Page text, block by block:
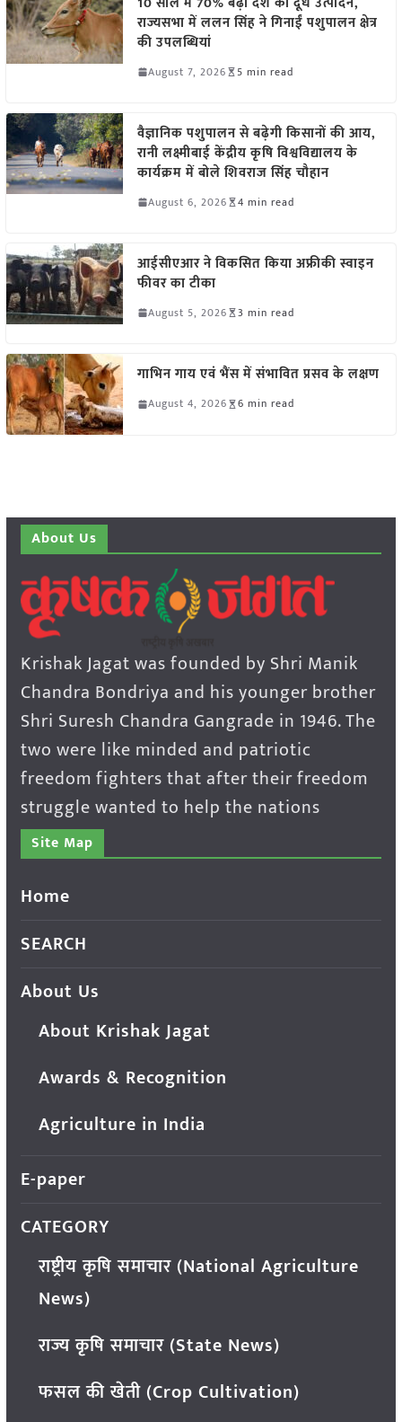
राज्यसभा में ललन सिंह ने गिनाईं पशुपालन क्षेत्र
की उपलब्धियां
August 7, 2026 5 min read
वैज्ञानिक पशुपालन से बढ़ेगी किसानों की आय,
रानी लक्ष्मीबाई केंद्रीय कृषि विश्वविद्यालय के
कार्यक्रम में बोले शिवराज सिंह चौहान
August 6, 2026 4 min read
आईसीएआर ने विकसित किया अफ्रीकी स्वाइन
फीवर का टीका
August 5, 2026 3 min read
गाभिन गाय एवं भैंस में संभावित प्रसव के लक्षण
August 4, 2026 6 min read
About Us
Krishak Jagat was founded by Shri Manik
Chandra Bondriya and his younger brother
Shri Suresh Chandra Gangrade in 1946. The
two were like minded and patriotic
freedom fighters that after their freedom
struggle wanted to help the nations
Site Map
Home
SEARCH
About Us
About Krishak Jagat
Awards & Recognition
Agriculture in India
E-paper
CATEGORY
राष्ट्रीय कृषि समाचार (National Agriculture
News)
राज्य कृषि समाचार (State News)
फसल की खेती (Crop Cultivation)